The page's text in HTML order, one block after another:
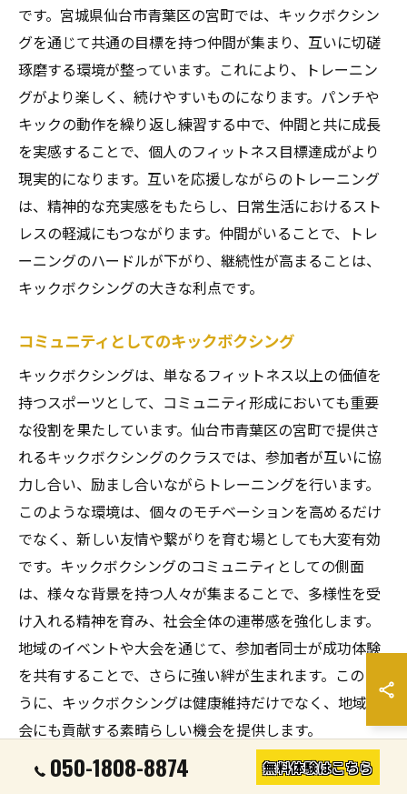
です。宮城県仙台市青葉区の宮町では、キックボクシン
グを通じて共通の目標を持つ仲間が集まり、互いに切磋
琢磨する環境が整っています。これにより、トレーニン
グがより楽しく、続けやすいものになります。パンチや
キックの動作を繰り返し練習する中で、仲間と共に成長
を実感することで、個人のフィットネス目標達成がより
現実的になります。互いを応援しながらのトレーニング
は、精神的な充実感をもたらし、日常生活におけるスト
レスの軽減にもつながります。仲間がいることで、トレ
ーニングのハードルが下がり、継続性が高まることは、
キックボクシングの大きな利点です。
コミュニティとしてのキックボクシング
キックボクシングは、単なるフィットネス以上の価値を
持つスポーツとして、コミュニティ形成においても重要
な役割を果たしています。仙台市青葉区の宮町で提供さ
れるキックボクシングのクラスでは、参加者が互いに協
力し合い、励まし合いながらトレーニングを行います。
このような環境は、個々のモチベーションを高めるだけ
でなく、新しい友情や繋がりを育む場としても大変有効
です。キックボクシングのコミュニティとしての側面
は、様々な背景を持つ人々が集まることで、多様性を受
け入れる精神を育み、社会全体の連帯感を強化します。
地域のイベントや大会を通じて、参加者同士が成功体験
を共有することで、さらに強い絆が生まれます。このよ
うに、キックボクシングは健康維持だけでなく、地域社
会にも貢献する素晴らしい機会を提供します。
モチベーション維持のためのグループトレーニング
050-1808-8874 無料体験はこちら